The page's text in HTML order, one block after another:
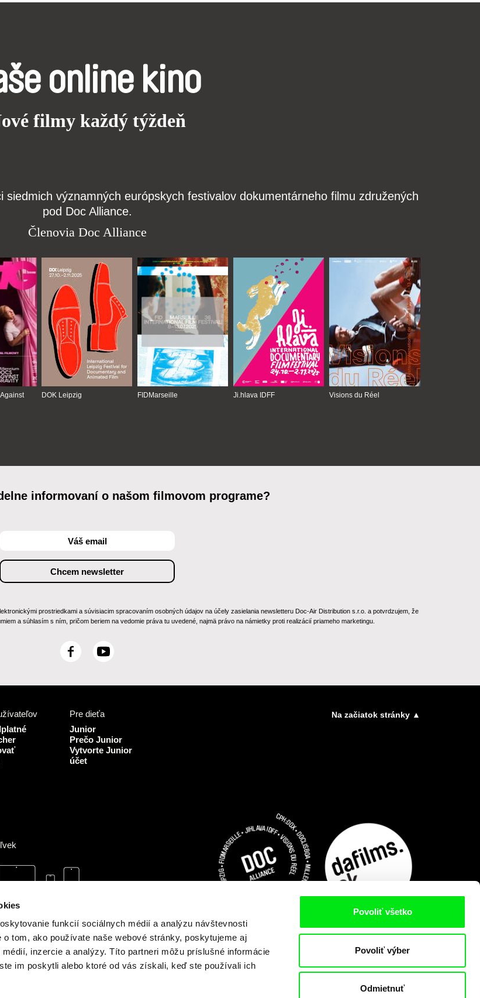
funkcií sociálnych médií a analýzu návštevnosti
tom, ako používate naše webové stránky, poskytujeme aj
inzercie a analýzy. Títo partneri môžu príslušné informácie
im poskytli alebo ktoré od vás získali, keď ste používali ich
Povoliť všetko
Povoliť výber
Odmietnuť
online kino
filmy každý týždeň
významných európskych festivalov dokumentárneho filmu združených
pod Doc Alliance.
Členovia Doc Alliance
DOK Leipzig FIDMarseille Ji.hlava IDFF Visions du Réel
informovaní o našom filmovom programe?
prostriedkami a súvisiacim spracovaním osobných údajov na účely zasielania newsletteru Doc-Air Distribution s.r.o. a potvrdzujem, že
a súhlasím s ním, pričom beriem na vedomie práva tu uvedené, najmä právo na námietky proti realizácií priameho marketingu.
F
o
o
k
Y
b
Pre dieťa
Junior
Prečo Junior
Vytvorte Junior
účet
Na začiatok stránky ▲
Predplatiť